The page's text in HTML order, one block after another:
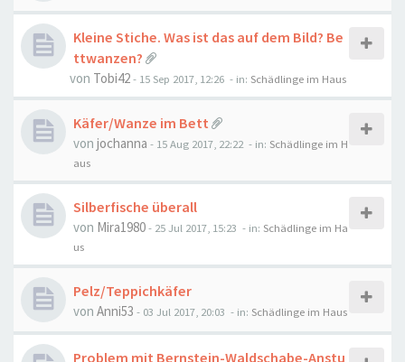
Kleine Stiche. Was ist das auf dem Bild? Be
ttwanzen?
von Tobi42- 15 Sep 2017, 12:26 - in: Schädlinge im Haus
Käfer/Wanze im Bett
von jochanna - 15 Aug 2017, 22:22 - in: Schädlinge im H
aus
Silberfische überall
von Mira1980- 25 Jul 2017, 15:23 - in: Schädlinge im Ha
us
Pelz/Teppichkäfer
von Anni53 - 03 Jul 2017, 20:03 - in: Schädlinge im Haus
Problem mit Bernstein-Waldschabe-Anstu